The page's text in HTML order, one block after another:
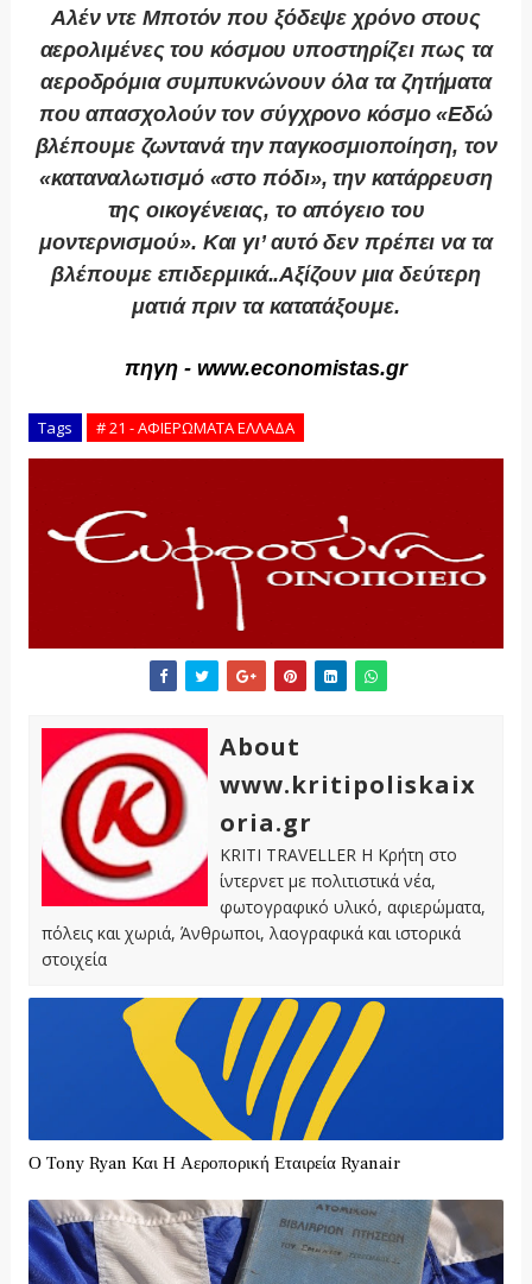
Αλέν ντε Μποτόν που ξόδεψε χρόνο στους
αερολιμένες του κόσμου υποστηρίζει πως τα
αεροδρόμια συμπυκνώνουν όλα τα ζητήματα
που απασχολούν τον σύγχρονο κόσμο «Εδώ
βλέπουμε ζωντανά την παγκοσμιοποίηση, τον
«καταναλωτισμό «στο πόδι», την κατάρρευση
της οικογένειας, το απόγειο του
μοντερνισμού». Και γι’ αυτό δεν πρέπει να τα
βλέπουμε επιδερμικά..Αξίζουν μια δεύτερη
ματιά πριν τα κατατάξουμε.
πηγη - www.economistas.gr
Tags # 21 - ΑΦΙΕΡΩΜΑΤΑ ΕΛΛΑΔΑ
About
www.kritipoliskaix
oria.gr
KRITI TRAVELLER Η Κρήτη στο
ίντερνετ με πολιτιστικά νέα,
φωτογραφικό υλικό, αφιερώματα,
πόλεις και χωριά, Άνθρωποι, λαογραφικά και ιστορικά
στοιχεία
Ο Tony Ryan Και Η Αεροπορική Εταιρεία Ryanair